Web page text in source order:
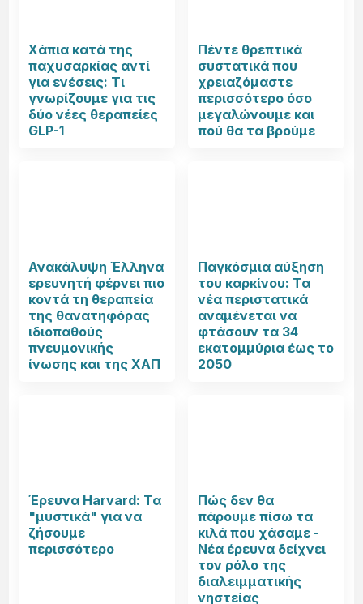
Χάπια κατά της
παχυσαρκίας αντί
για ενέσεις: Τι
γνωρίζουμε για τις
δύο νέες θεραπείες
GLP-1
Πέντε θρεπτικά
συστατικά που
χρειαζόμαστε
περισσότερο όσο
μεγαλώνουμε και
πού θα τα βρούμε
Ανακάλυψη Έλληνα
ερευνητή φέρνει πιο
κοντά τη θεραπεία
της θανατηφόρας
ιδιοπαθούς
πνευμονικής
ίνωσης και της ΧΑΠ
Παγκόσμια αύξηση
του καρκίνου: Τα
νέα περιστατικά
αναμένεται να
φτάσουν τα 34
εκατομμύρια έως το
2050
Έρευνα Harvard: Τα
"μυστικά" για να
ζήσουμε
περισσότερο
Πώς δεν θα
πάρουμε πίσω τα
κιλά που χάσαμε -
Νέα έρευνα δείχνει
τον ρόλο της
διαλειμματικής
νηστείας